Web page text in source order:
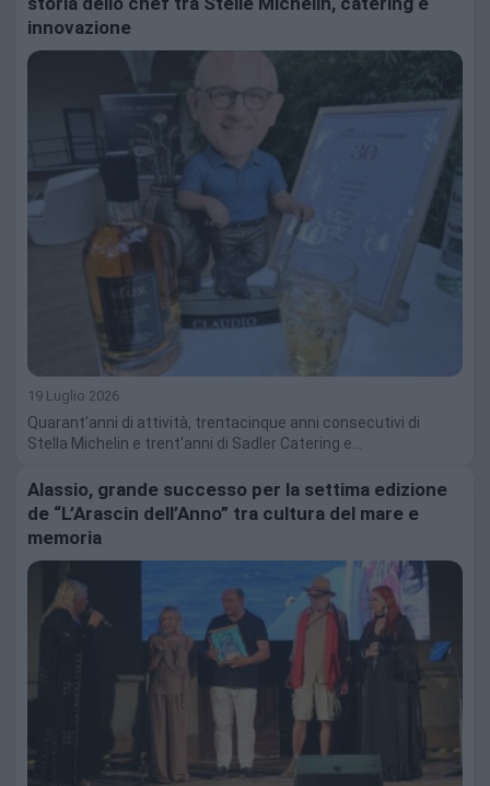
innovazione
19 Luglio 2026
Quarant'anni di attività, trentacinque anni consecutivi di
Stella Michelin e trent'anni di Sadler Catering e…
Alassio, grande successo per la settima edizione
de “L’Arascin dell’Anno” tra cultura del mare e
memoria